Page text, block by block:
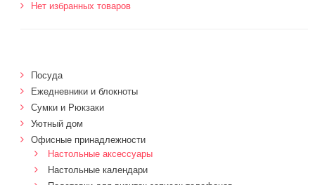
Нет избранных товаров
Посуда
Ежедневники и блокноты
Сумки и Рюкзаки
Уютный дом
Офисные принадлежности
Настольные аксессуары
Настольные календари